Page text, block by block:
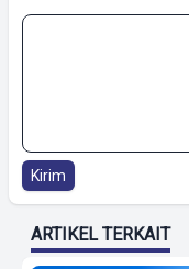
Kirim
ARTIKEL TERKAIT